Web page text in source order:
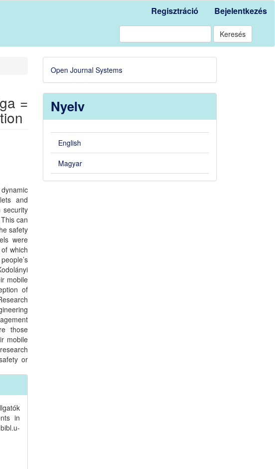
Regisztráció Bejelentkezés
Keresés
=
and
security
can
safety
were
which
mobile
of
those
mobile
or
in
Developed
By
Open Journal Systems
Nyelv
English
Magyar